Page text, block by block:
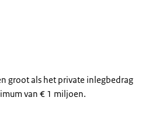
groot als het private inlegbedrag
van € 1 miljoen.